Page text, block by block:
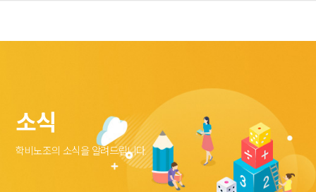
소식
학비노조의 소식을 알려드립니다.